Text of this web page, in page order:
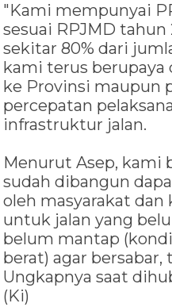
"Kami mempunyai
sesuai RPJMD
sekitar 80% dari
kami terus
ke Provinsi maupun
percepatan
infrastruktur jalan.
Menurut Asep, kami
sudah dibangun
oleh masyarakat
untuk jalan yang
belum mantap
berat) agar bersabar,
Ungkapnya saat
(Ki)